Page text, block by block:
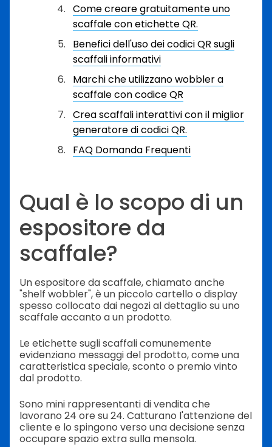
Come creare gratuitamente uno
scaffale con etichette QR.
Benefici dell'uso dei codici QR sugli
scaffali informativi
Marchi che utilizzano wobbler a
scaffale con codice QR
Crea scaffali interattivi con il miglior
generatore di codici QR.
FAQ Domanda Frequenti
Qual è lo scopo di un
espositore da
scaffale?
Un espositore da scaffale, chiamato anche
"shelf wobbler", è un piccolo cartello o display
spesso collocato dai negozi al dettaglio su uno
scaffale accanto a un prodotto.
Le etichette sugli scaffali comunemente
evidenziano messaggi del prodotto, come una
caratteristica speciale, sconto o premio vinto
dal prodotto.
Sono mini rappresentanti di vendita che
lavorano 24 ore su 24. Catturano l'attenzione del
cliente e lo spingono verso una decisione senza
occupare spazio extra sulla mensola.